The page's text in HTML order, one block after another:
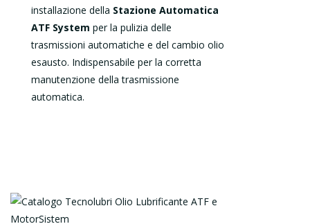
installazione della Stazione Automatica
ATF System per la pulizia delle
trasmissioni automatiche e del cambio olio
esausto. Indispensabile per la corretta
manutenzione della trasmissione
automatica.